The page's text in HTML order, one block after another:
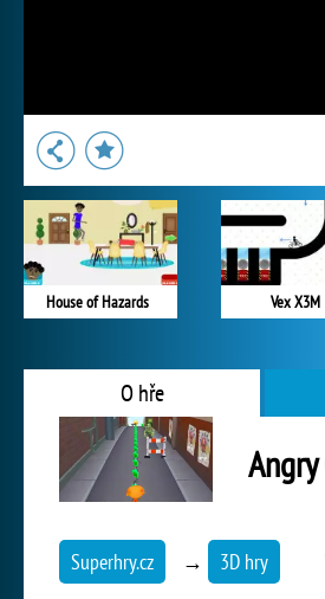
House of Hazards Vex X3M
O hře
Superhry.cz → 3D hry